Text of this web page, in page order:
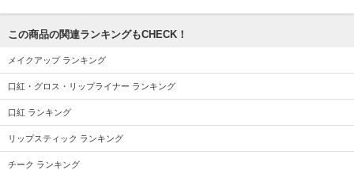
5.4
10568件
ハンオールブロウカ
ラ
rom&nd
Petal Drop Liquid Blu
DEAR DAHLIA
ソフトブラーリング
wakemake
この商品の関連ランキングもCHECK！
メイクアップ ランキング
口紅・グロス・リップライナー ランキング
口紅 ランキング
リップスティック ランキング
チーク ランキング